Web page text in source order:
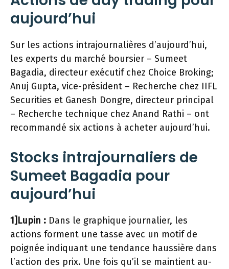
aujourd’hui
Sur les actions intrajournalières d’aujourd’hui,
les experts du marché boursier – Sumeet
Bagadia, directeur exécutif chez Choice Broking;
Anuj Gupta, vice-président – Recherche chez IIFL
Securities et Ganesh Dongre, directeur principal
– Recherche technique chez Anand Rathi – ont
recommandé six actions à acheter aujourd’hui.
Stocks intrajournaliers de
Sumeet Bagadia pour
aujourd’hui
1]Lupin : Dans le graphique journalier, les
actions forment une tasse avec un motif de
poignée indiquant une tendance haussière dans
l’action des prix. Une fois qu’il se maintient au-